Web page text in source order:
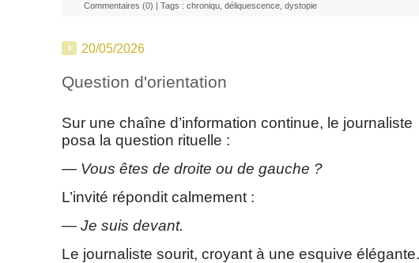
Commentaires (0) | Tags : chroniqu déliquescence dystopie
20/05/2026
Question d'orientation
Sur une chaîne d’information continue, le journaliste
posa la question rituelle :
— Vous êtes de droite ou de gauche ?
L’invité répondit calmement :
— Je suis devant.
Le journaliste sourit, croyant à une esquive élégante.